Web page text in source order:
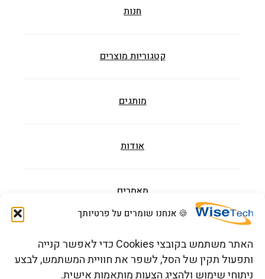
🍪 אנחנו שומרים על פרטיותך
האתר משתמש בקובצי Cookies כדי לאפשר קנייה
ותפעול תקין של הסל, לשפר את חוויית המשתמש, לבצע
ניתוחי שימוש ולהציג הצעות מותאמות אישית.
חנות
קטגוריות מוצרים
מותגים
אודות
מאמרים